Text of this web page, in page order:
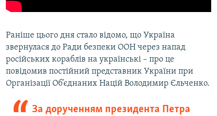
Раніше цього дня стало відомо, що Україна
звернулася до Ради безпеки ООН через напад
російських кораблів на українські – про це
повідомив постійний представник України при
Організації Об’єднаних Націй Володимир Єльченко.
За дорученням президента Петра